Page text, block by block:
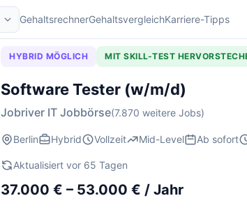
GehaltsrechnerGehaltsvergleichKarriere-Tipps
HYBRID MÖGLICH MIT SKILL-TEST
Software Tester (w/m/d)
Jobriver IT Jobbörse(7.870 weitere Jobs)
Berlin Hybrid Vollzeit Mid-Level Ab sofort
Aktualisiert vor 65 Tagen
37.000 € – 53.000 € / Jahr